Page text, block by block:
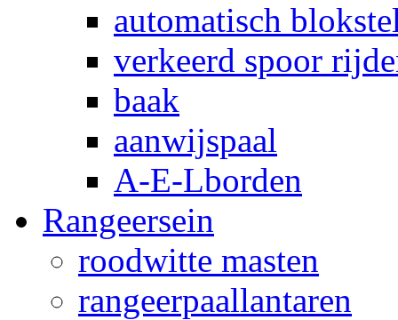
automatisch
verkeerd spoor
baak
aanwijspaal
A-E-Lborden
Rangeersein
roodwitte masten
rangeerpaallantaren